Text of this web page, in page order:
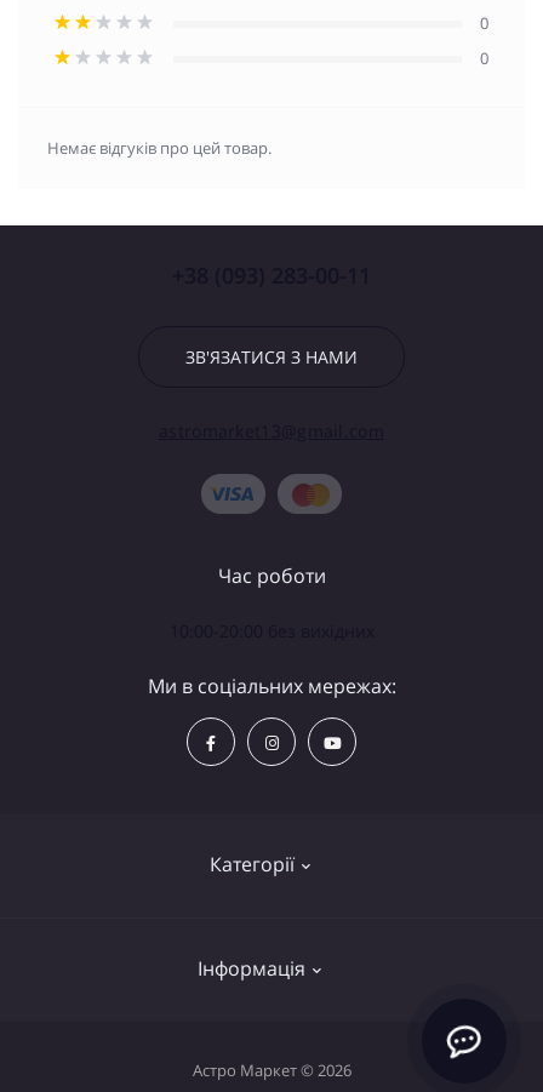
0
0
Немає відгуків про цей товар.
ЗВ'ЯЗАТИСЯ З НАМИ
Категорії
Лупи та лінзи
Інформація
Політика конфіденційності
Час роботи
Ми в соціальних мережах:
Астро Маркет © 2026